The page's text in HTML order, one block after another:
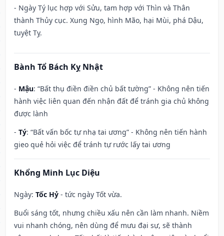
- Ngày Tý lục hợp với Sửu, tam hợp với Thìn và Thân
thành Thủy cục. Xung Ngọ, hình Mão, hại Mùi, phá Dậu,
tuyệt Tỵ.
Bành Tổ Bách Kỵ Nhật
- Mậu: “Bất thụ điền điền chủ bất tường” - Không nên tiến
hành việc liên quan đến nhận đất để tránh gia chủ không
được lành
- Tý: “Bất vấn bốc tự nhạ tai ương” - Không nên tiến hành
gieo quẻ hỏi việc để tránh tự rước lấy tai ương
Khổng Minh Lục Diệu
Ngày: Tốc Hỷ - tức ngày Tốt vừa.
Buổi sáng tốt, nhưng chiều xấu nên cần làm nhanh. Niềm
vui nhanh chóng, nên dùng để mưu đại sự, sẽ thành